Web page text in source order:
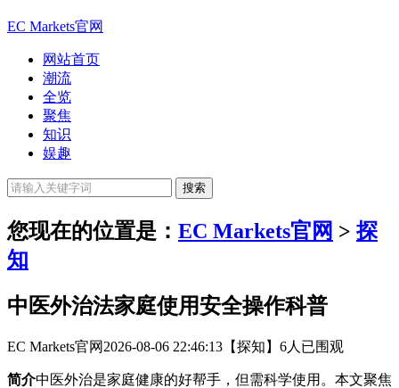
EC Markets官网
网站首页
潮流
全览
聚焦
知识
娱趣
您现在的位置是： EC Markets官网 > 探
知
中医外治法家庭使用安全操作科普
EC Markets官网 2026-08-06 22:46:13 【探知】 6人已围观
简介中医外治是家庭健康的好帮手，但需科学使用。本文聚焦